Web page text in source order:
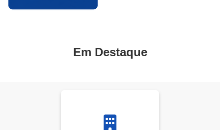
Em Destaque